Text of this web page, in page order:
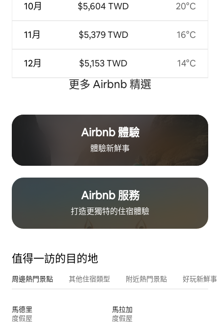
10月
11月
12月
$5,604 TWD
$5,379 TWD
$5,153 TWD
20°C
16°C
14°C
更多 Airbnb 精選
Airbnb 體驗
體驗新鮮事
Airbnb 服務
打造更獨特的住⁠宿⁠體⁠驗
值得一訪的目的地
周邊熱門景點 其他住宿類型 附近熱門景點 好玩新鮮事
馬德里
度假屋
馬拉加
度假屋